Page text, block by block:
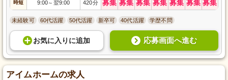
時短 9:00～ 翌9:00 420分 募集 募集 募集 募集 募集 募集 募集
未経験可 60代活躍 50代活躍 新卒可 40代活躍 学歴不問
お気に入り に追加 応募画面へ進む
アイムホームの求人